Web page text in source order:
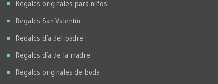
Regalos originales para niños
Regalos San Valentín
Regalos día del padre
Regalos día de la madre
Regalos originales de boda